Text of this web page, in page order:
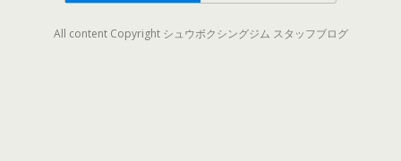
All content Copyright シュウボクシングジム スタッフブログ